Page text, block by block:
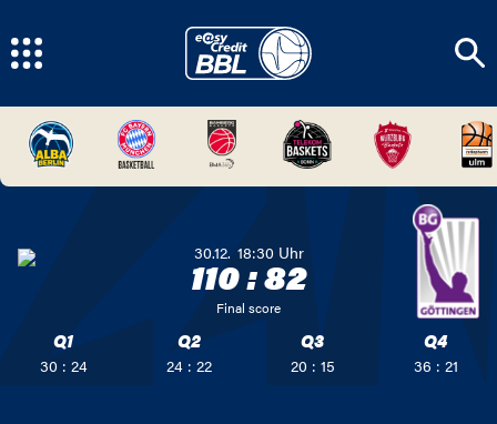
30.12. 18:30 Uhr
110:82
Final score
Q1
30 : 24
Q2
24 : 22
Q3
20 : 15
Q4
36 : 21